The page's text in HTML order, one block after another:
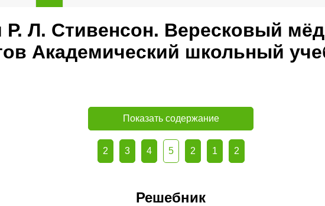
Л. Стивенсон. Вересковый
Академический школьный
Показать содержание
2 3 4 5 2 1 2
Решебник